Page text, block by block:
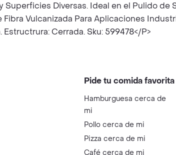
Diversas. Ideal en el Pulido de
Vulcanizada Para Aplicaciones
Cerrada. Sku: 599478</P>
Pide tu comida
Hamburguesa cerca de
mi
Pollo cerca de mi
Pizza cerca de mi
Café cerca de mi